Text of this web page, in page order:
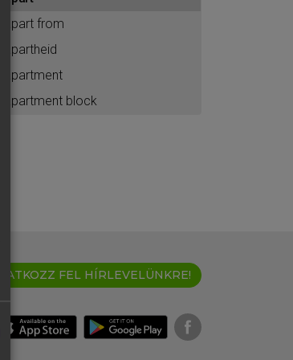
apart from
apartheid
apartment
apartment block
IRATKOZZ FEL HÍRLEVELÜNKRE!